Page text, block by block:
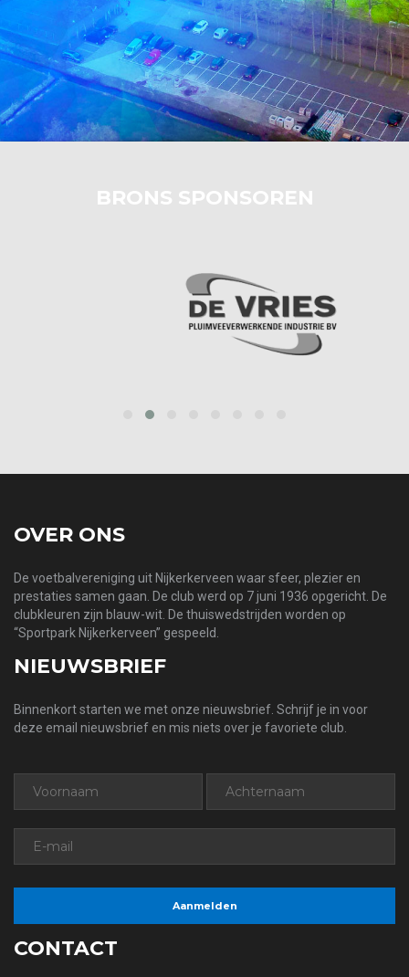
BRONS SPONSOREN
OVER ONS
De voetbalvereniging uit Nijkerkerveen waar sfeer, plezier en
prestaties samen gaan. De club werd op 7 juni 1936 opgericht. De
clubkleuren zijn blauw-wit. De thuiswedstrijden worden op
“Sportpark Nijkerkerveen” gespeeld.
NIEUWSBRIEF
Binnenkort starten we met onze nieuwsbrief. Schrijf je in voor
deze email nieuwsbrief en mis niets over je favoriete club.
CONTACT